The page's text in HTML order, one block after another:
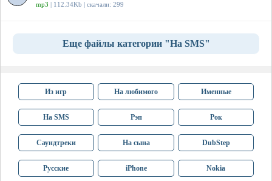
mp3 | 112.34Kb | скачали: 299
Еще файлы категории "На SMS"
Из игр На любимого Именные
На SMS Рэп Рок
Саундтреки На сына DubStep
Русские iPhone Nokia